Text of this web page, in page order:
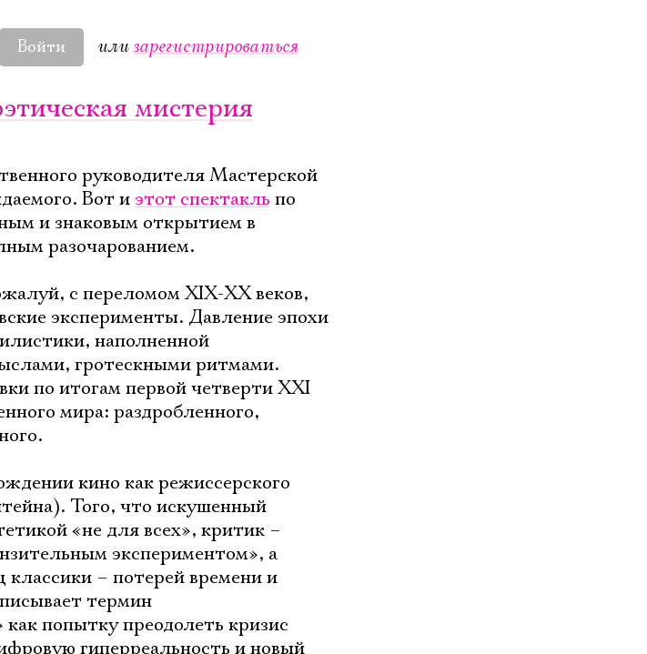
Войти илизарегистрироваться
мистерия
руководителя Мастерской
Вот и этот спектакль по
и знаковым открытием в
разочарованием.
с переломом XIX-XX веков,
эксперименты. Давление эпохи
наполненной
гротескными ритмами.
по итогам первой четверти XXI
мира: раздробленного,
кино как режиссерского
Того, что искушенный
«не для всех», критик –
экспериментом», а
– потерей времени и
термин
попытку преодолеть кризис
гиперреальность и новый